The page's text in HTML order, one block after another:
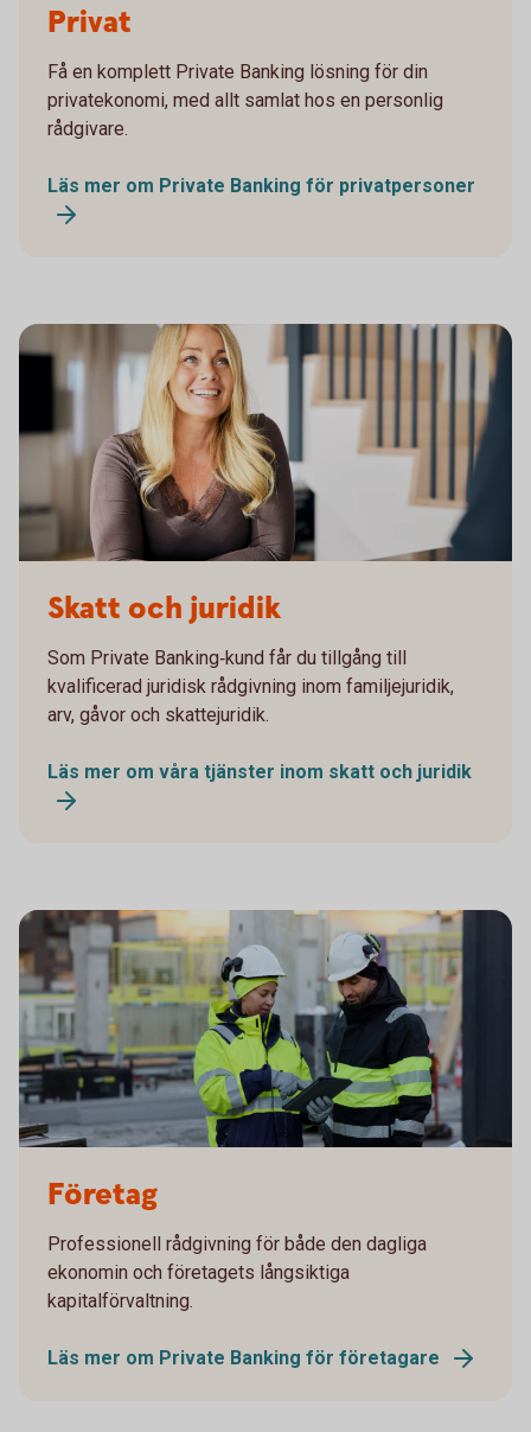
Privat
Få en komplett Private Banking lösning för din
privatekonomi, med allt samlat hos en personlig
rådgivare.
Läs mer om Private Banking för privatpersoner
Skatt och juridik
Som Private Banking‑kund får du tillgång till
kvalificerad juridisk rådgivning inom familjejuridik,
arv, gåvor och skattejuridik.
Läs mer om våra tjänster inom skatt och juridik
Företag
Professionell rådgivning för både den dagliga
ekonomin och företagets långsiktiga
kapitalförvaltning.
Läs mer om Private Banking för företagare